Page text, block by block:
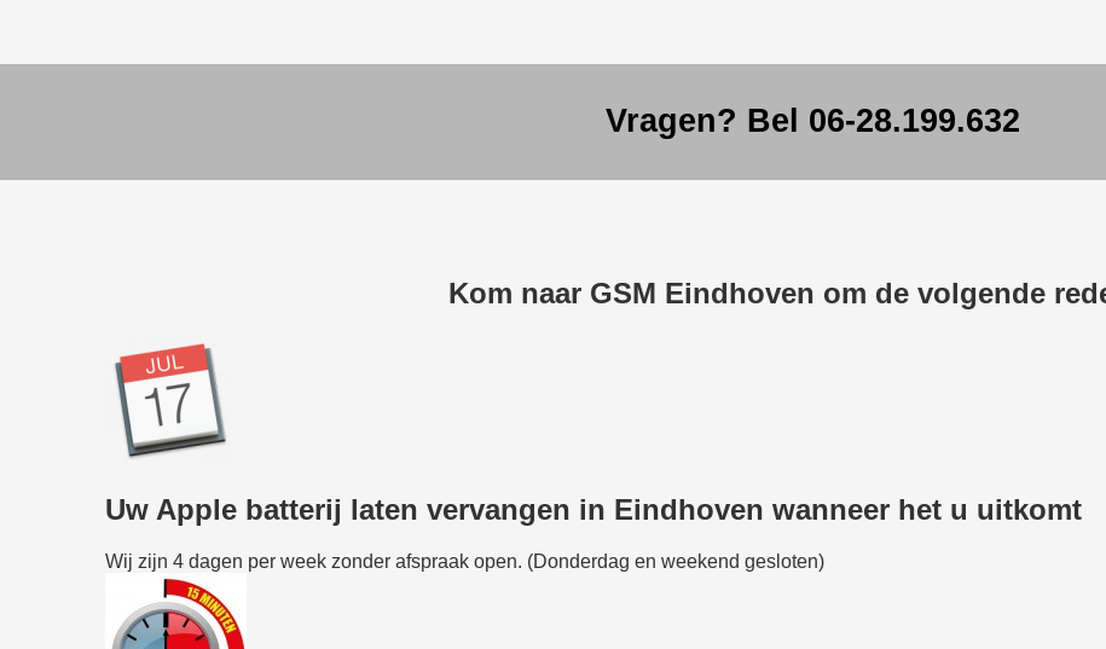
Vragen? Bel 06-28.199.632
Kom naar GSM Eindhoven om de volgende
Uw Apple batterij laten vervangen in Eindhoven wanneer het u uitkomt
Wij zijn 4 dagen per week zonder afspraak open. (Donderdag en weekend gesloten)